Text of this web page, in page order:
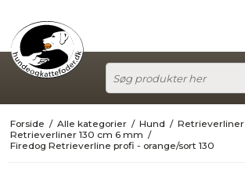
Forside / Alle kategorier / Hund / Retrieverliner
Retrieverliner 130 cm 6 mm /
Firedog Retrieverline profi - orange/sort 130